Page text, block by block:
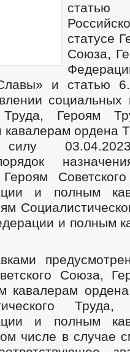
статусе
Союза,
и статью
социальных
Труда, Героям
ордена
и полным
и полным
Союза,
кавалерам
и полным
числе в случае